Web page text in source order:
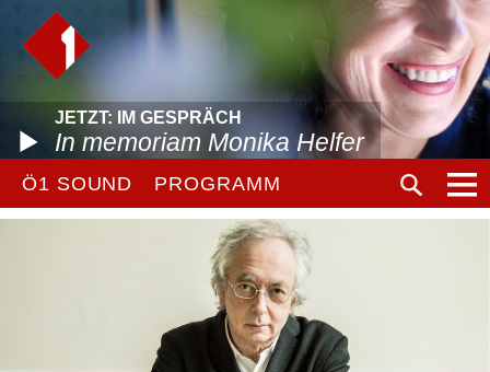
JETZT: IM GESPRÄCH
In memoriam Monika Helfer
Ö1 SOUND PROGRAMM